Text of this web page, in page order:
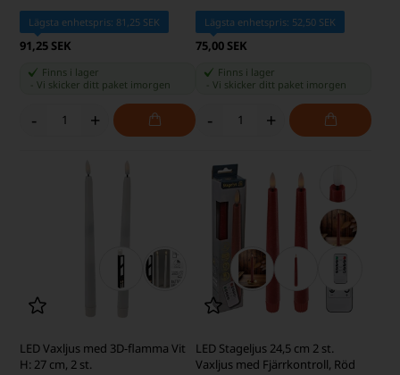
Lägsta enhetspris: 81,25 SEK
91,25 SEK
Finns i lager
-Vi skicker ditt paket imorgen
- +
Lägsta enhetspris: 52,50 SEK
75,00 SEK
Finns i lager
Vi skicker ditt paket imorgen
- +
LED Vaxljus med 3D-flamma Vit
H: 27 cm, 2 st.
LED Stageljus 24,5 cm 2 st.
Vaxljus med Fjärrkontroll, Röd